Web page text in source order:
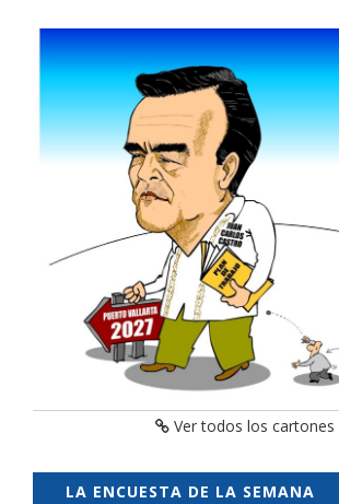
Ver todos los cartones
LA ENCUESTA DE LA SEMANA